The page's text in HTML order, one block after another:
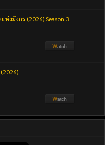
ห่งมังกร (2026) Season 3